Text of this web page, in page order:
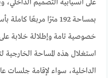
على انسيابية التصميم
بمساحة 192 مترًا مربعًا
خصوصية تامة وإطلالة خلابة على
استغلال هذه المساحة الخارجية
الداخلية، سواء لإقامة جلسات